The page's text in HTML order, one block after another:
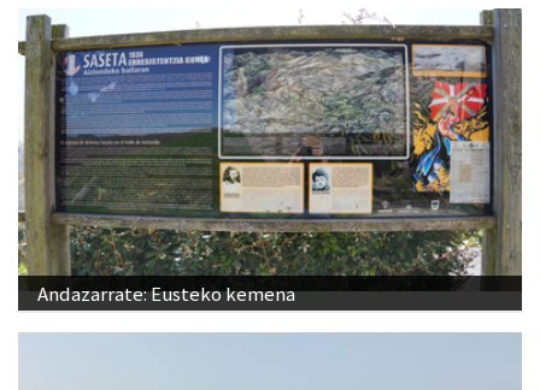
Andazarrate: Eusteko kemena